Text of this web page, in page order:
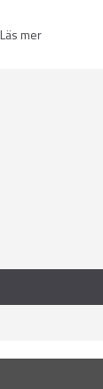
Läs mer